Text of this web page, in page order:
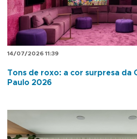
14/07/2026 11:39
Tons de roxo: a cor surpresa da
Paulo 2026